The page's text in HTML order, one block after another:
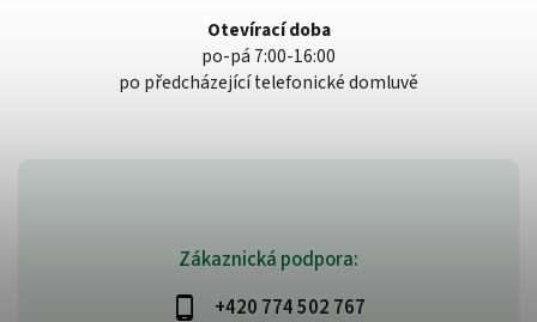
Zákaznická podpora:
+420 774 502 767
Otevírací doba
po-pá 7:00-16:00
po předcházející telefonické domluvě